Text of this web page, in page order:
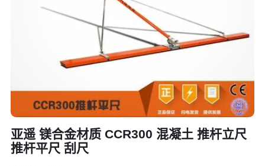
亚遥 镁合金材质 CCR300 混凝土 推杆立尺
推杆平尺 刮尺